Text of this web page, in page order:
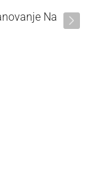
Na